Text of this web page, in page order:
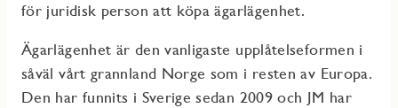
för juridisk person att köpa ägarlägenhet.
Ägarlägenhet är den vanligaste upplåtelseformen i
såväl vårt grannland Norge som i resten av Europa.
Den har funnits i Sverige sedan 2009 och JM har